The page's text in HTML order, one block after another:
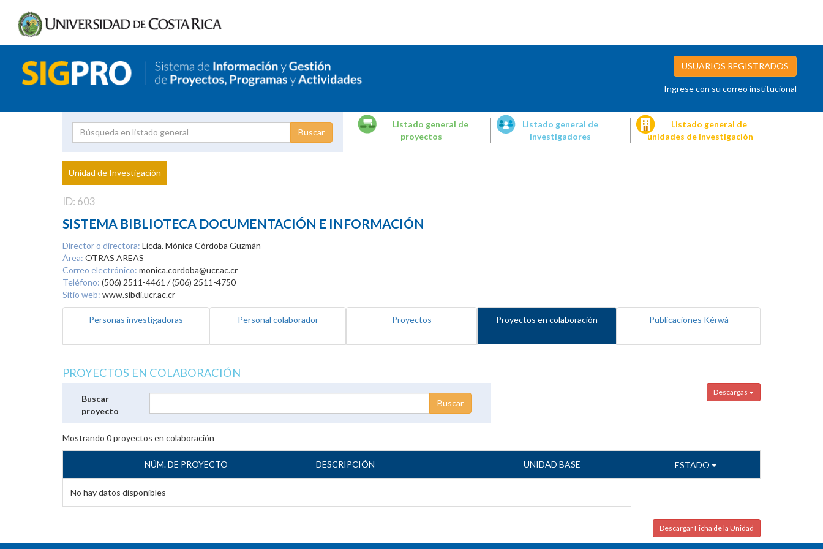
USUARIOS REGISTRADOS
Ingrese con su correo institucional
Proyecto
Investigador
Listado general de
proyectos
Listado general de
investigadores
Listado general de
unidades de investigación
Unidad de Investigación
ID: 603
SISTEMA BIBLIOTECA DOCUMENTACIÓN E INFORMACIÓN
Director o directora: Licda. Mónica Córdoba Guzmán
Área: OTRAS AREAS
Correo electrónico: monica.cordoba@ucr.ac.cr
Teléfono: (506) 2511-4461 / (506) 2511-4750
Sitio web: www.sibdi.ucr.ac.cr
Personas investigadoras Personal colaborador Proyectos Proyectos en colaboración Publicaciones Kérwá
PROYECTOS EN COLABORACIÓN
Descargas
Buscar
proyecto
Mostrando 0proyectos en colaboración
NÚM. DE PROYECTO DESCRIPCIÓN UNIDAD BASE ESTADO
No hay datos disponibles
Descargar Ficha de la Unidad